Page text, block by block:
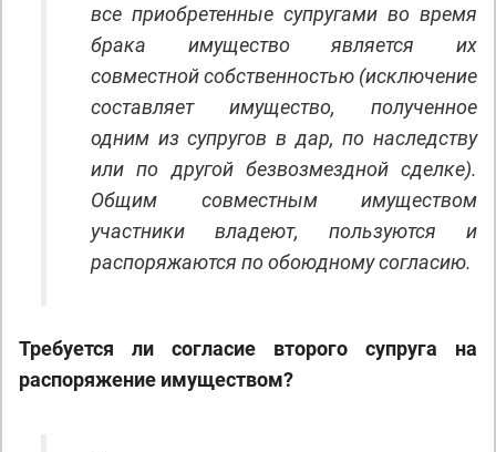
все приобретенные супругами во время
брака имущество является их
совместной собственностью (исключение
составляет имущество, полученное
одним из супругов в дар, по наследству
или по другой безвозмездной сделке).
Общим совместным имуществом
участники владеют, пользуются и
распоряжаются по обоюдному согласию.
Требуется ли согласие второго супруга на
распоряжение имуществом?